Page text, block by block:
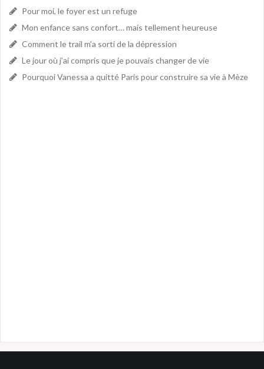
Pour moi, le foyer est un refuge
Mon enfance sans confort… mais tellement heureuse
Comment le trail m’a sorti de la dépression
Le jour où j’ai compris que je pouvais changer de vie
Pourquoi Vanessa a quitté Paris pour construire sa vie à Mèze